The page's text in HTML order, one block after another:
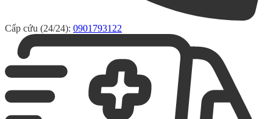
Cấp cứu (24/24): 0901793122